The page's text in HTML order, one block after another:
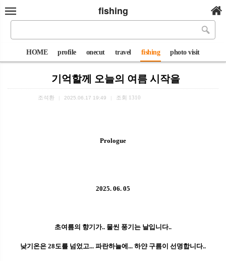
fishing
HOME profile onecut travel fishing photo visit
기억할께 오늘의 여름 시작을
조석환 2025.06.17 19:49 조회 1310
Prologue
2025. 06. 05
초여름의 향기가.. 물씬 풍기는 날입니다..
낮기온은 28도를 넘었고... 파란하늘에... 하얀 구름이 선명합니다..